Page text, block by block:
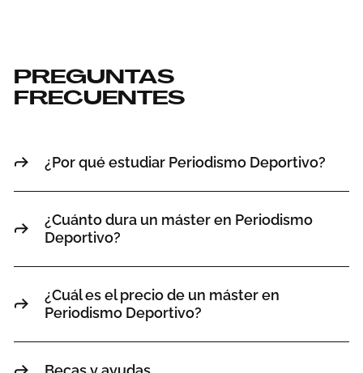
PREGUNTAS
FRECUENTES
¿Por qué estudiar Periodismo Deportivo?
¿Cuánto dura un máster en Periodismo
Deportivo?
¿Cuál es el precio de un máster en
Periodismo Deportivo?